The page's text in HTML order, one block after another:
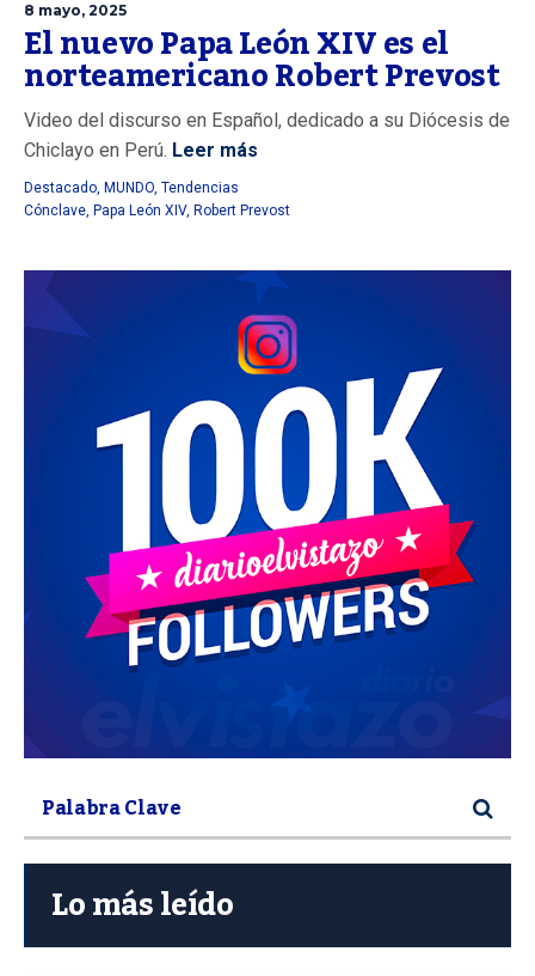
8 mayo, 2025
El nuevo Papa León XIV es el
norteamericano Robert Prevost
Video del discurso en Español, dedicado a su Diócesis de
Chiclayo en Perú. Leer más
Destacado, MUNDO, Tendencias
Cónclave, Papa León XIV, Robert Prevost
Lo más leído